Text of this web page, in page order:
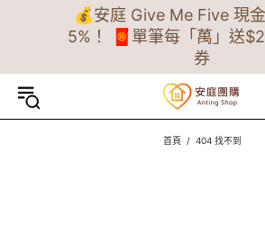
💰安庭 Give Me Five 現
5%！ 🧧單筆每「萬」送
券
首頁 404 找不到